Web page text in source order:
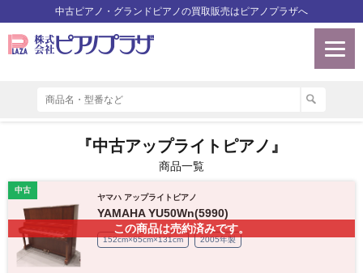
中古ピアノ・グランドピアノの買取販売はピアノプラザへ
『中古アップライトピアノ』
商品一覧
この商品は売約済みです。
中古
ヤマハ アップライトピアノ
YAMAHA YU50Wn(5990)
152cm×65cm×131cm 2005年製